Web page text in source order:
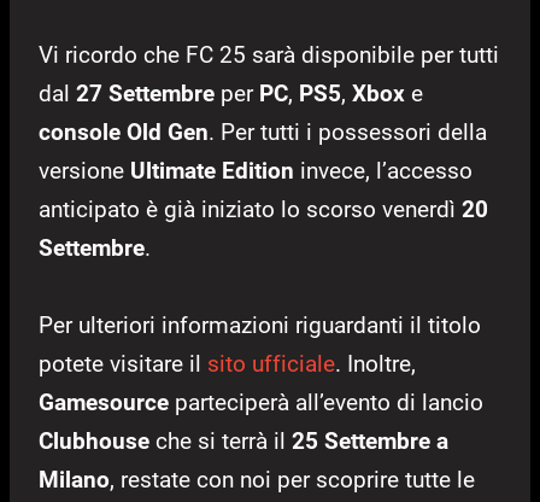
Vi ricordo che FC 25 sarà disponibile per tutti
dal 27 Settembre per PC, PS5, Xbox e
console Old Gen. Per tutti i possessori della
versione Ultimate Edition invece, l’accesso
anticipato è già iniziato lo scorso venerdì 20
Settembre.
Per ulteriori informazioni riguardanti il titolo
potete visitare il sito ufficiale. Inoltre,
Gamesource parteciperà all’evento di lancio
Clubhouse che si terrà il 25 Settembre a
Milano, restate con noi per scoprire tutte le